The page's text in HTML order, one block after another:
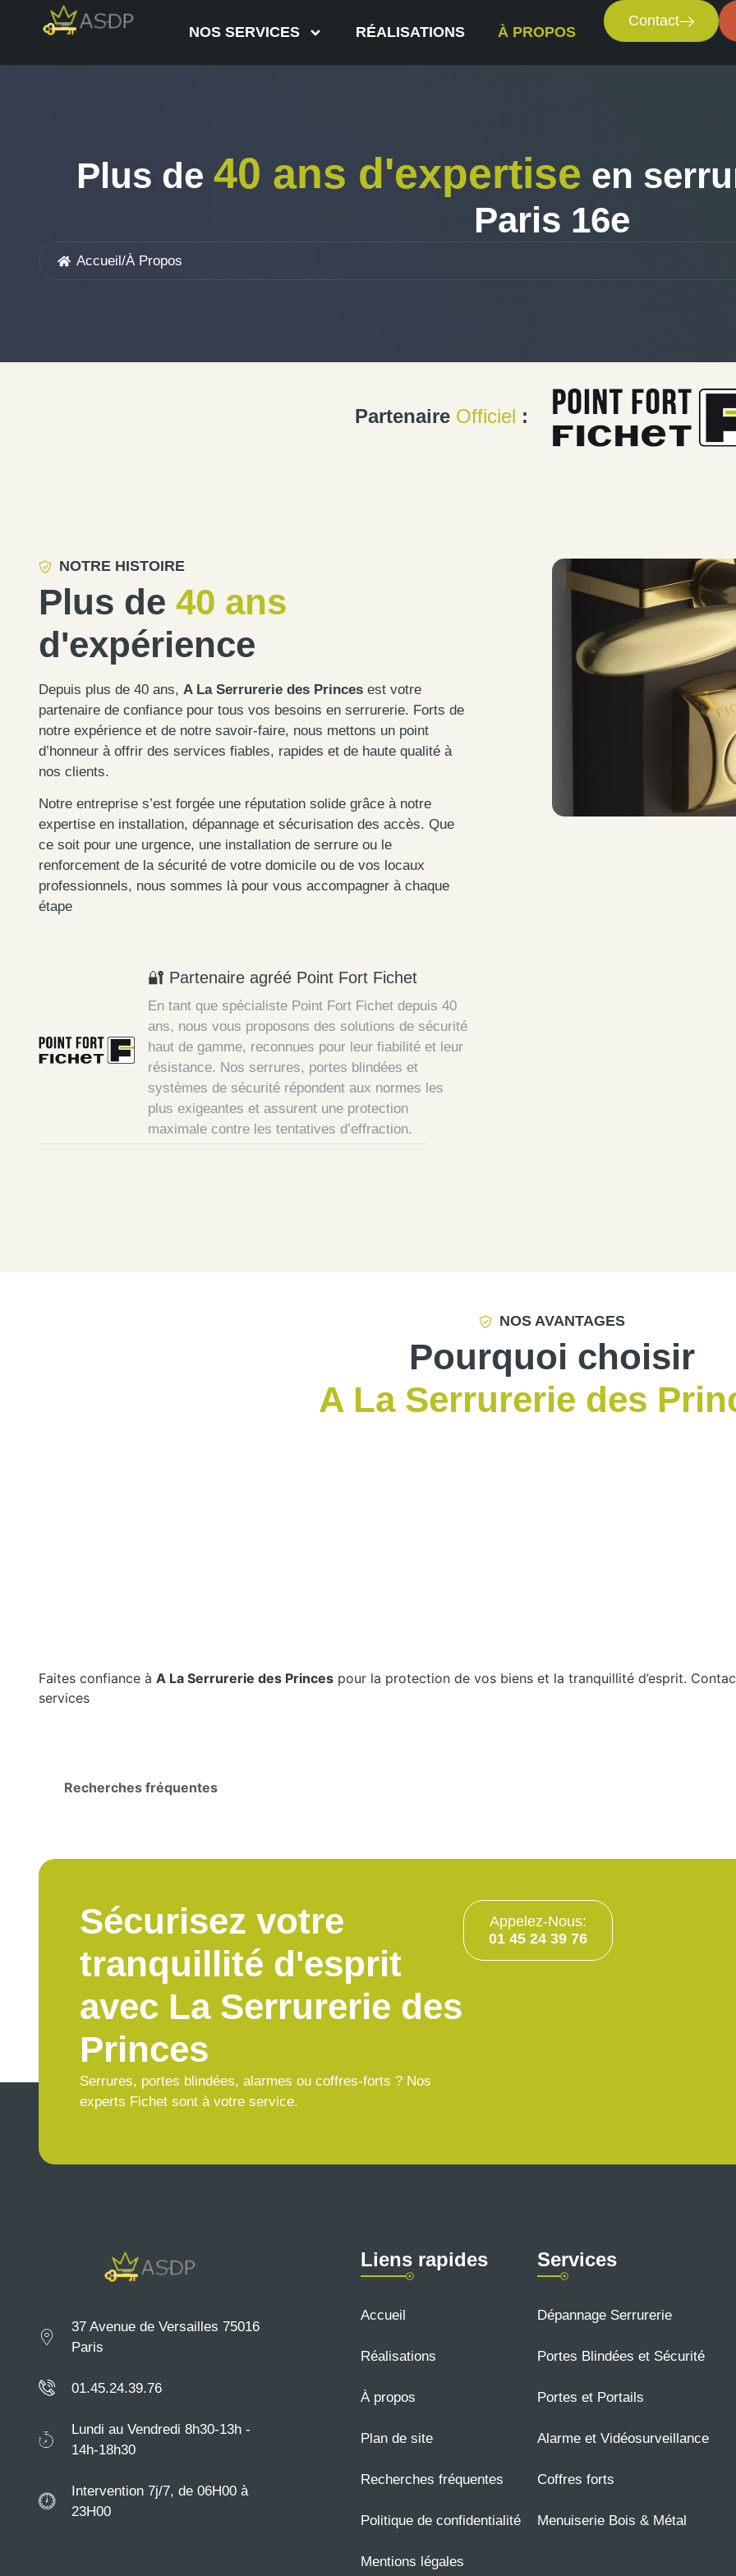
Contact
NOS SERVICES RÉALISATIONS À PROPOS
Plus de 40 ans d'expertise en
Paris 16e
Accueil/À Propos
Partenaire Officiel :
NOTRE HISTOIRE
Plus de 40 ans
d'expérience
Depuis plus de 40 ans, A La Serrurerie des Princes est votre
partenaire de confiance pour tous vos besoins en serrurerie. Forts de
notre expérience et de notre savoir-faire, nous mettons un point
d’honneur à offrir des services fiables, rapides et de haute qualité à
nos clients.
Notre entreprise s’est forgée une réputation solide grâce à notre
expertise en installation, dépannage et sécurisation des accès. Que
ce soit pour une urgence, une installation de serrure ou le
renforcement de la sécurité de votre domicile ou de vos locaux
professionnels, nous sommes là pour vous accompagner à chaque
étape
🔐 Partenaire agréé Point Fort Fichet
En tant que spécialiste Point Fort Fichet depuis 40
ans, nous vous proposons des solutions de sécurité
haut de gamme, reconnues pour leur fiabilité et leur
résistance. Nos serrures, portes blindées et
systèmes de sécurité répondent aux normes les
plus exigeantes et assurent une protection
maximale contre les tentatives d’effraction.
NOS AVANTAGES
Pourquoi choisir
A La Serrurerie des
Faites confiance à A La Serrurerie des Princes pour la protection de vos biens et la tranquillité d’esprit.
services
Recherches fréquentes
Sécurisez votre
tranquillité d'esprit
avec La Serrurerie des
Princes
Serrures, portes blindées, alarmes ou coffres-forts ? Nos
experts Fichet sont à votre service.
Appelez-Nous:
01 45 24 39 76
37 Avenue de Versailles 75016
Paris
01.45.24.39.76
Lundi au Vendredi 8h30-13h -
14h-18h30
Intervention 7j/7, de 06H00 à
23H00
Liens rapides
Accueil
Réalisations
À propos
Plan de site
Recherches fréquentes
Politique de confidentialité
Mentions légales
Services
Dépannage Serrurerie
Portes Blindées et Sécurité
Portes et Portails
Alarme et Vidéosurveillance
Coffres forts
Menuiserie Bois & Métal